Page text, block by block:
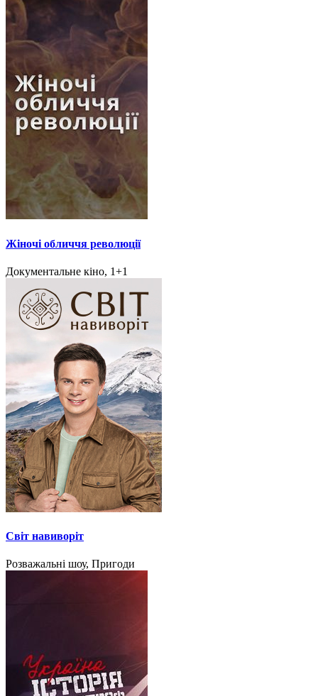
Жіночі обличчя революції
Документальне кіно, 1+1
Світ навиворіт
Розважальні шоу, Пригоди